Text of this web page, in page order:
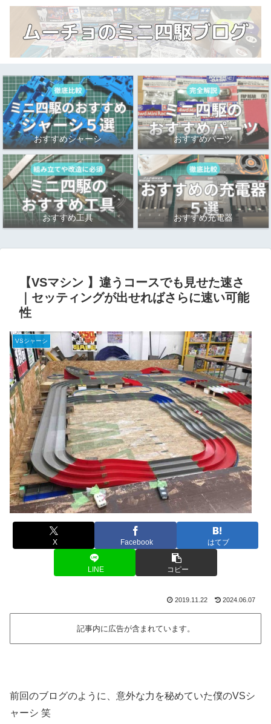
おすすめシャーシ おすすめパーツ
おすすめ工具 おすすめ充電器
【VSマシン 】違うコースでも見せた速さ
｜セッティングが出せればさらに速い可能
性
VSシャーシ
X Facebook はてブ
LINE コピー
2019.11.22 2024.06.07
記事内に広告が含まれています。
前回のブログのように、意外な力を秘めていた僕のVSシ
ャーシ 笑